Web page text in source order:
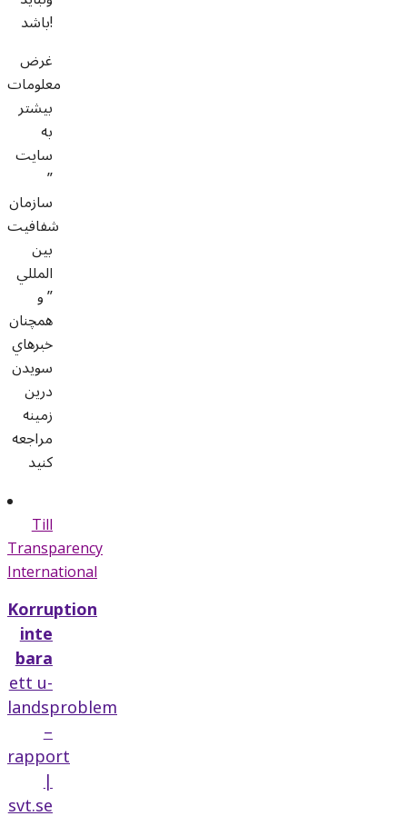
باشد!
غرض
معلومات
بيشتر
به
سايت
”
سازمان
شفافيت
بين
المللي
” و
همچنان
خبرهاي
سويدن
درين
زمينه
مراجعه
کنيد
Till
Transparency
International
Korruption
inte
bara
ett u-
landsproblem
–
rapport
|
svt.se